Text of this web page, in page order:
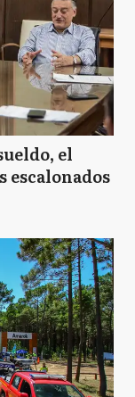
el
escalonados